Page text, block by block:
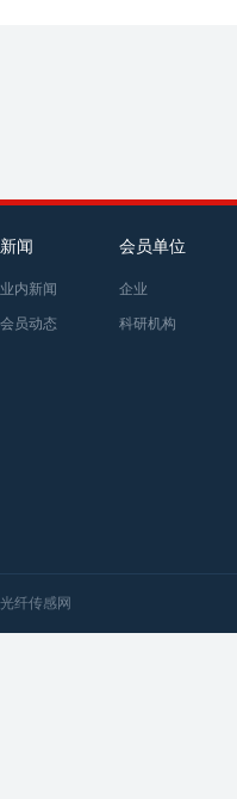
新闻
业内新闻
会员动态
会员单位
企业
科研机构
光纤传感网